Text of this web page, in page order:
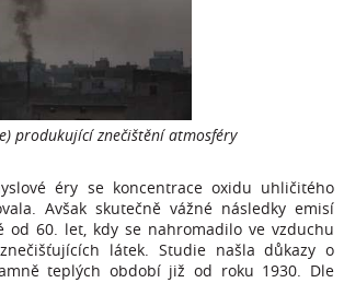
produkující znečištění atmosféry
éry se koncentrace oxidu uhličitého
Avšak skutečně vážné následky emisí
od 60. let, kdy se nahromadilo ve vzduchu
látek. Studie našla důkazy o
teplých období již od roku 1930. Dle